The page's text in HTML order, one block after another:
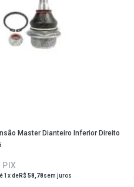
CORSA SEDAN JOY SEDAN
FLEX (2005 - 2007)
MONTANA COMBO PICKUP
N14YF FLEX (2008 - 2010)
Master Dianteiro Inferior Direito
PIX
1x deR$ 58,78sem juros